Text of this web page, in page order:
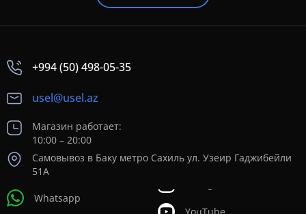
+994 (50) 498-05-35
usel@usel.az
Магазин работает:
10:00 – 20:00
Самовывоз в Баку метро Сахиль ул. Узеир Гаджибейли
51А
Whatsapp